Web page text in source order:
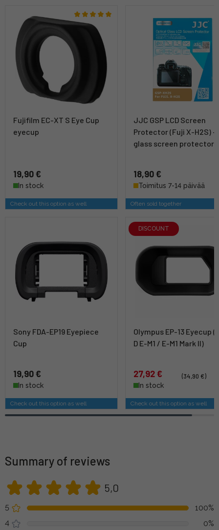
Fujifilm EC-XT S Eye Cup
eyecup
19,90 €
In stock
Check out this option as well
JJC GSP LCD Screen
Protector (Fuji X-H2S) -
glass screen protector
18,90 €
Toimitus 7-14 päivää
Often sold together
Sony FDA-EP19 Eyepiece
Cup
19,90 €
In stock
Check out this option as well
DISCOUNT
Olympus EP-13 Eyecup
D E-M1 / E-M1 Mark II)
27,92 €
(34,90 €)
In stock
Check out this option as well
Summary of reviews
5,0
5
100%
4
0%